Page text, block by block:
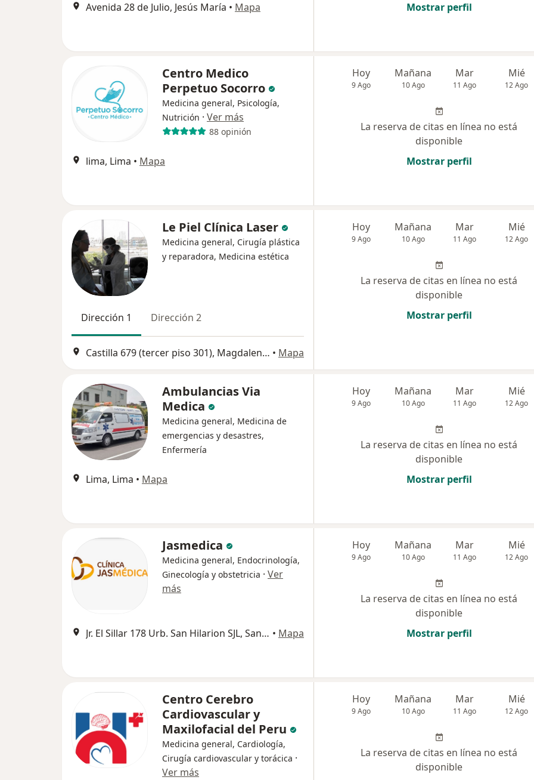
Avenida 28 de Julio, Jesús María • Mapa
Mostrar perfil
Centro Medico
Perpetuo Socorro
Medicina general, Psicología,
Nutrición · Ver más
88 opinión
lima, Lima • Mapa
Hoy
9 Ago
Mañana
10 Ago
Mar
11 Ago
Mié
12 Ago
La reserva de citas en línea no está
disponible
Mostrar perfil
Le Piel Clínica Laser
Medicina general, Cirugía plástica
y reparadora, Medicina estética
Dirección 1 Dirección 2
Castilla 679 (tercer piso 301), Magdalena del Mar • Mapa
Hoy
9 Ago
Mañana
10 Ago
Mar
11 Ago
Mié
12 Ago
La reserva de citas en línea no está
disponible
Mostrar perfil
Ambulancias Via
Medica
Medicina general, Medicina de
emergencias y desastres,
Enfermería
Lima, Lima • Mapa
Hoy
9 Ago
Mañana
10 Ago
Mar
11 Ago
Mié
12 Ago
La reserva de citas en línea no está
disponible
Mostrar perfil
Jasmedica
Medicina general, Endocrinología,
Ginecología y obstetricia · Ver
más
Jr. El Sillar 178 Urb. San Hilarion SJL, San Juan de Lurigancho • Mapa
Hoy
9 Ago
Mañana
10 Ago
Mar
11 Ago
Mié
12 Ago
La reserva de citas en línea no está
disponible
Mostrar perfil
Centro Cerebro
Cardiovascular y
Maxilofacial del Peru
Medicina general, Cardiología,
Cirugía cardiovascular y torácica ·
Ver más
Hoy
9 Ago
Mañana
10 Ago
Mar
11 Ago
Mié
12 Ago
La reserva de citas en línea no está
disponible